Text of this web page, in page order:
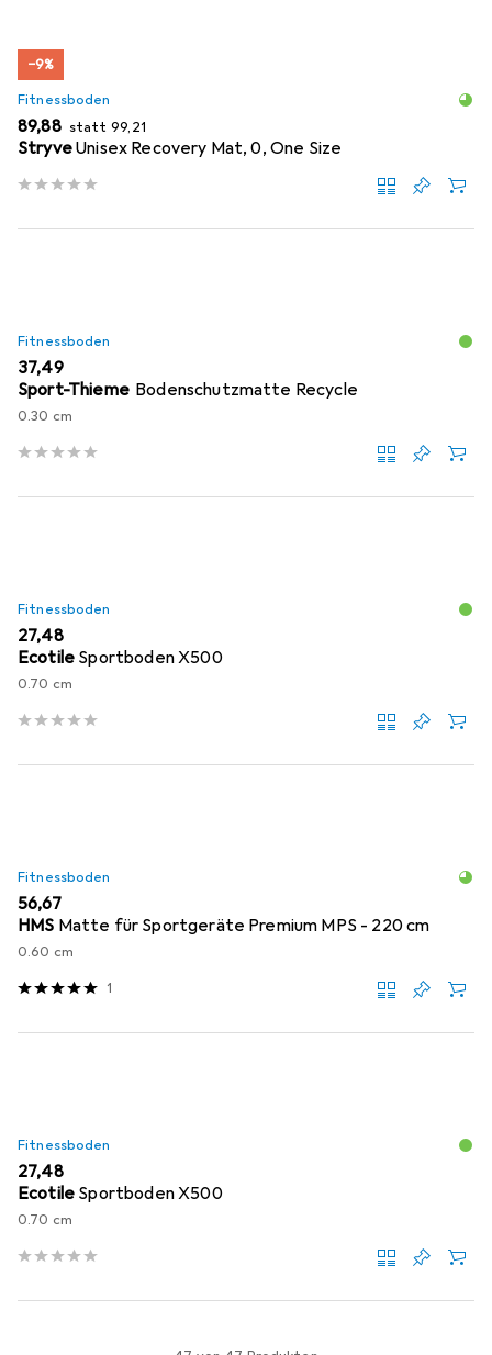
−9%
Fitnessboden
EUR
89,88 statt EUR
99,21
StryveUnisex Recovery Mat, 0, One Size
Fitnessboden
EUR
37,49
Sport-Thieme Bodenschutzmatte Recycle
0.30 cm
Fitnessboden
EUR
27,48
Ecotile Sportboden X500
0.70 cm
Fitnessboden
EUR
56,67
HMS Matte für Sportgeräte Premium MPS - 220 cm
0.60 cm
1
Fitnessboden
EUR
27,48
Ecotile Sportboden X500
0.70 cm